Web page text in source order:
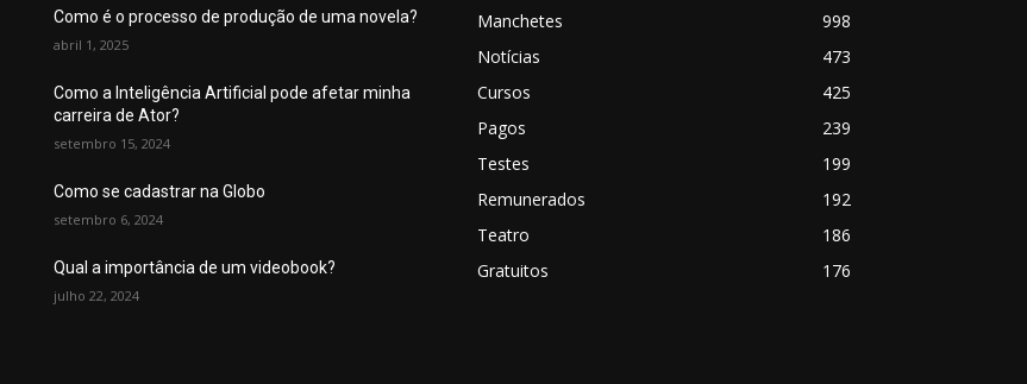
Como é o processo de produção de uma novela?
abril 1, 2025
Como a Inteligência Artificial pode afetar minha
carreira de Ator?
setembro 15, 2024
Como se cadastrar na Globo
setembro 6, 2024
Qual a importância de um videobook?
julho 22, 2024
Manchetes
998
Notícias
473
Cursos
425
Pagos
239
Testes
199
Remunerados
192
Teatro
186
Gratuitos
176